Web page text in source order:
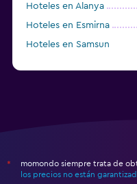
Hoteles en Alanya
Hoteles en Esmirna
Hoteles en Samsun
*
momondo siempre trata de
los precios no están